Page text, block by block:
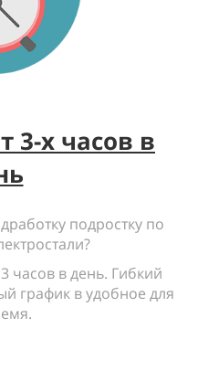
3-х часов в
подростку по
часов в день. Гибкий
график в удобное для